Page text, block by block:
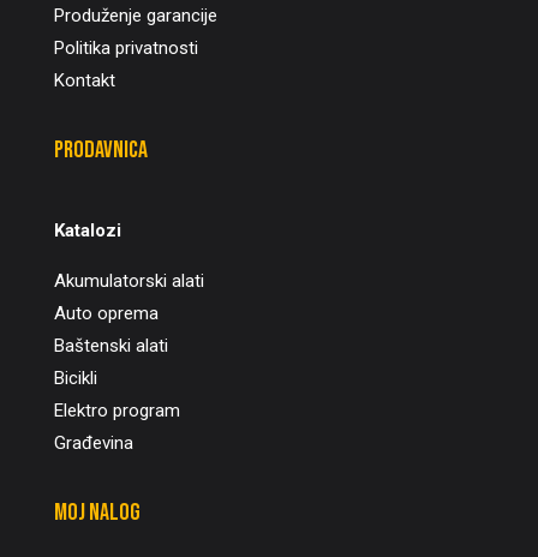
Produženje garancije
Politika privatnosti
Kontakt
Prodavnica
Katalozi
Akumulatorski alati
Auto oprema
Baštenski alati
Bicikli
Elektro program
Građevina
Moj nalog